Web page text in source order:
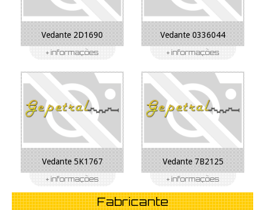
Vedante 2D1690 Vedante 0336044
Vedante 5K1767 Vedante 7B2125
Fabricante